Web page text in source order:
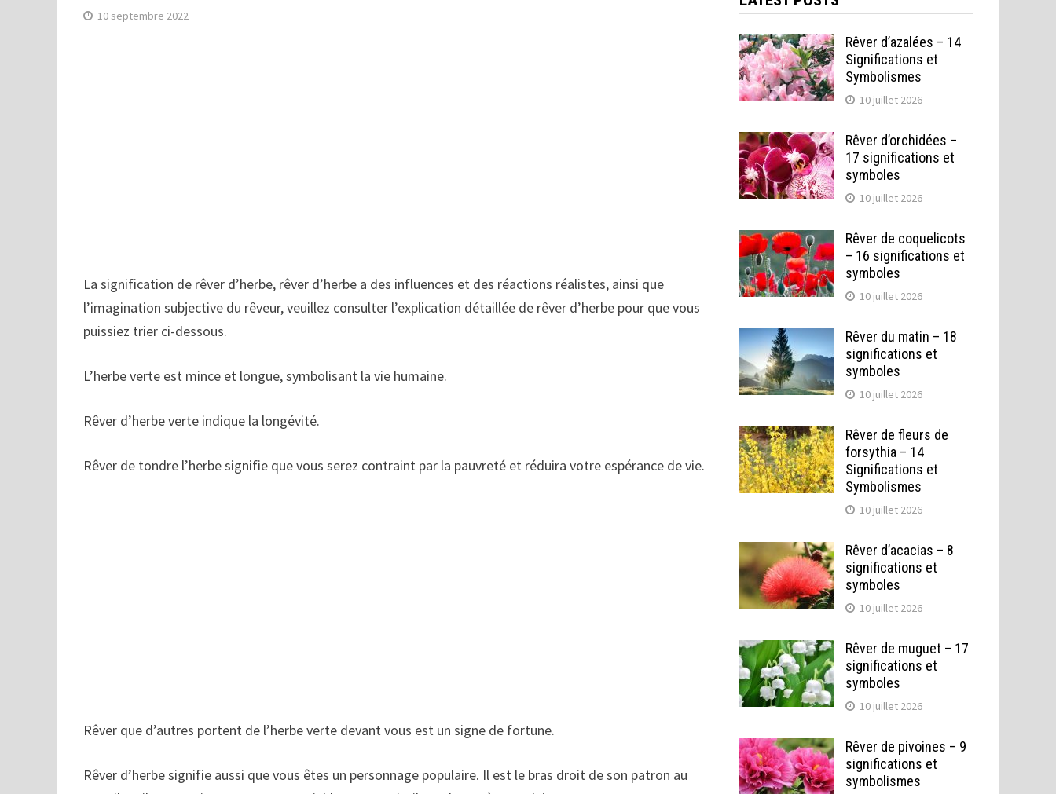
10 septembre 2022
La signification de rêver d’herbe, rêver d’herbe a des influences et des réactions réalistes, ainsi que
l’imagination subjective du rêveur, veuillez consulter l’explication détaillée de rêver d’herbe pour que vous
puissiez trier ci-dessous.
L’herbe verte est mince et longue, symbolisant la vie humaine.
Rêver d’herbe verte indique la longévité.
Rêver de tondre l’herbe signifie que vous serez contraint par la pauvreté et réduira votre espérance de vie.
Rêver que d’autres portent de l’herbe verte devant vous est un signe de fortune.
Rêver d’herbe signifie aussi que vous êtes un personnage populaire. Il est le bras droit de son patron au
Rêver d’azalées – 14
Significations et
Symbolismes
10 juillet 2026
Rêver d’orchidées –
17 significations et
symboles
10 juillet 2026
Rêver de coquelicots
– 16 significations et
symboles
10 juillet 2026
Rêver du matin – 18
significations et
symboles
10 juillet 2026
Rêver de fleurs de
forsythia – 14
Significations et
Symbolismes
10 juillet 2026
Rêver d’acacias – 8
significations et
symboles
10 juillet 2026
Rêver de muguet – 17
significations et
symboles
10 juillet 2026
Rêver de pivoines – 9
significations et
symbolismes